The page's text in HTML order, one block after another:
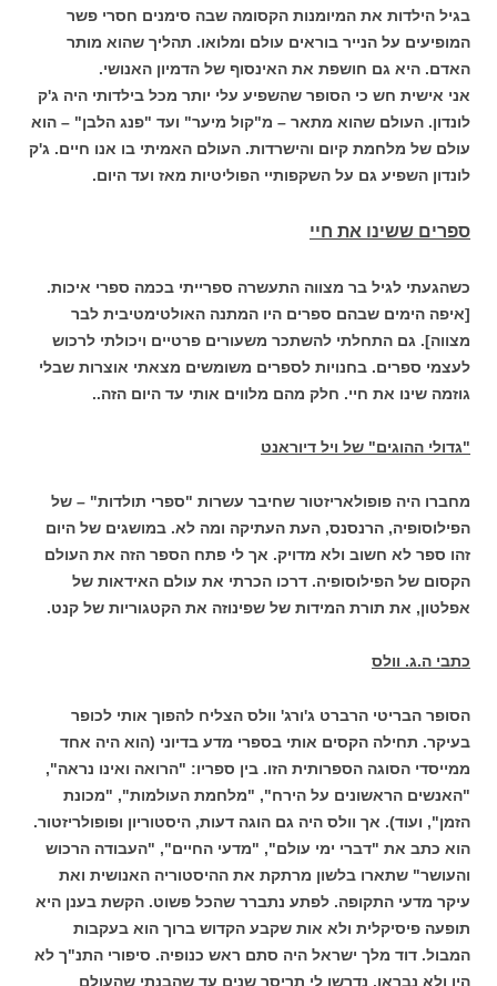
בגיל הילדות את המיומנות הקסומה שבה סימנים חסרי פשר
המופיעים על הנייר בוראים עולם ומלואו. תהליך שהוא מותר
האדם. היא גם חושפת את האינסוף של הדמיון האנושי.
אני אישית חש כי הסופר שהשפיע עלי יותר מכל בילדותי היה ג'ק
לונדון. העולם שהוא מתאר – מ"קול מיער" ועד "פנג הלבן" – הוא
עולם של מלחמת קיום והישרדות. העולם האמיתי בו אנו חיים. ג'ק
לונדון השפיע גם על השקפותיי הפוליטיות מאז ועד היום.
ספרים ששינו את חיי
כשהגעתי לגיל בר מצווה התעשרה ספרייתי בכמה ספרי איכות.
[איפה הימים שבהם ספרים היו המתנה האולטימטיבית לבר
מצווה]. גם התחלתי להשתכר משעורים פרטיים ויכולתי לרכוש
לעצמי ספרים. בחנויות לספרים משומשים מצאתי אוצרות שבלי
גוזמה שינו את חיי. חלק מהם מלווים אותי עד היום הזה..
"גדולי ההוגים" של ויל דיוראנט
מחברו היה פופולאריזטור שחיבר עשרות "ספרי תולדות" – של
הפילוסופיה, הרנסנס, העת העתיקה ומה לא. במושגים של היום
זהו ספר לא חשוב ולא מדויק. אך לי פתח הספר הזה את העולם
הקסום של הפילוסופיה. דרכו הכרתי את עולם האידאות של
אפלטון, את תורת המידות של שפינוזה את הקטגוריות של קנט.
כתבי ה.ג. וולס
הסופר הבריטי הרברט ג'ורג' וולס הצליח להפוך אותי לכופר
בעיקר. תחילה הקסים אותי בספרי מדע בדיוני (הוא היה אחד
ממייסדי הסוגה הספרותית הזו. בין ספריו: "הרואה ואינו נראה",
"האנשים הראשונים על הירח", "מלחמת העולמות", "מכונת
הזמן", ועוד). אך וולס היה גם הוגה דעות, היסטוריון ופופולריזטור.
הוא כתב את "דברי ימי עולם", "מדעי החיים", "העבודה הרכוש
והעושר" שתארו בלשון מרתקת את ההיסטוריה האנושית ואת
עיקר מדעי התקופה. לפתע נתברר שהכל פשוט. הקשת בענן היא
תופעה פיסיקלית ולא אות שקבע הקדוש ברוך הוא בעקבות
המבול. דוד מלך ישראל היה סתם ראש כנופיה. סיפורי התנ"ך לא
היו ולא נבראו. נדרשו לי תריסר שנים עד שהבנתי שהעולם